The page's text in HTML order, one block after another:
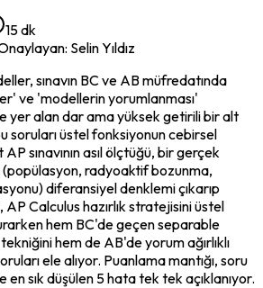
15 dk
: Selin Yıldız
sınavın BC ve AB müfredatında
ve 'modellerin yorumlanması'
yer alan dar ama yüksek getirili bir alt
soruları üstel fonksiyonun cebirsel
sınavının asıl ölçtüğü, bir gerçek
radyoaktif bozunma,
diferansiyel denklemi çıkarıp
Calculus hazırlık stratejisini üstel
hem BC'de geçen separable
tekniğini hem de AB'de yorum ağırlıklı
ele alıyor. Puanlama mantığı, soru
en sık düşülen 5 hata tek tek açıklanıyor.